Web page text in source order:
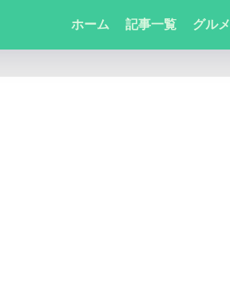
ホーム 記事一覧 グルメ